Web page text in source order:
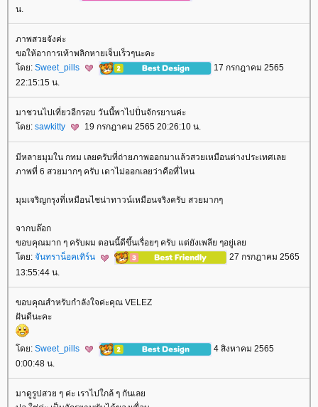
น.
ภาพสวยจังค่ะ
ขอให้อาการเท้าพลิกหายเจ็บเร็วๆนะคะ
ดย: Sweet_pills
17 กรกฎาคม 2565
22:15:15 น.
มาชวนไปเที่ยวอีกรอบ วันนี้พาไปปั่นจักรยานค่ะ
ดย: sawkitty 19 กรกฎาคม 2565 20:26:10 น.
มีหลายมุมใน กทม เลยครับที่ถ่ายภาพออกมาแล้วสวยเหมือนต่างประเทศเล
ภาพที่ 6 สวยมากๆ ครับ เดาไม่ออกเลยว่าคือที่ไหน
มุมเจริญกรุงที่เหมือนไชน่าทาวน์เหมือนจริงครับ สวยมากๆ
จากบล๊อก
ขอบคุณมาก ๆ ครับผม ตอนนี้ดีขึ้นเรื่อยๆ ครับ แต่ยังเพลีย ๆอยู่เล
ดย: จันทราน็อคเทิร์น
27 กรกฎาคม 2565
13:55:44 น.
ขอบคุณสำหรับกำลังใจค่ะคุณ VELEZ
ฝันดีนะคะ
ดย: Sweet_pills
4 สิงหาคม 2565
0:00:48 น.
มาดูรูปสวย ๆ ค่ะ เราไปใกล้ ๆ กันเล